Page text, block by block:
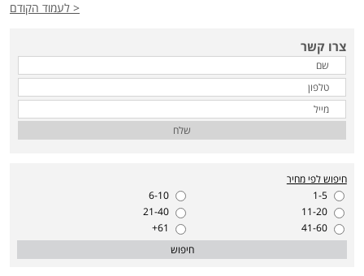
< לעמוד הקודם
צרו קשר
שלח
חיפוש לפי מחיר
1-5
6-10
11-20
21-40
41-60
61+
חיפוש